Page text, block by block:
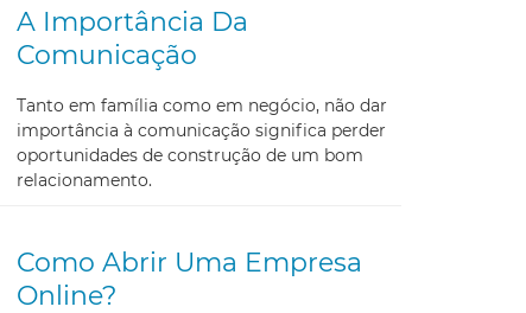
A Importância Da
Comunicação
Tanto em família como em negócio, não dar
importância à comunicação significa perder
oportunidades de construção de um bom
relacionamento.
Como Abrir Uma Empresa
Online?